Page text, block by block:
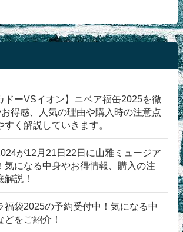
ドーVSイオン】ニベア福缶2025を徹
得感、人気の理由や購入時の注意点
く解説していきます。
が12月21日22日に山雅ミュージア
気になる中身やお得情報、購入の注
説！
福袋2025の予約受付中！気になる中
をご紹介！